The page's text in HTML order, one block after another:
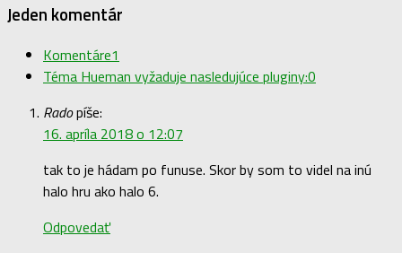
Jeden komentár
Komentáre1
Téma Hueman vyžaduje nasledujúce pluginy:0
Radopíše:
16. apríla 2018 o 12:07
tak to je hádam po funuse. Skor by som to videl na inú
halo hru ako halo 6.
Odpovedať